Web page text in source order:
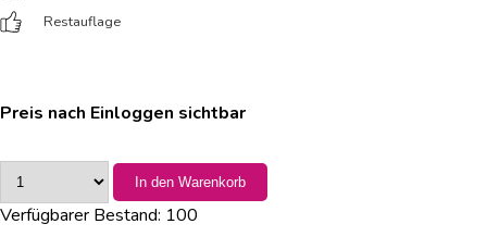
Restauflage
Preis nach Einloggen sichtbar
In den Warenkorb
Verfügbarer Bestand: 100